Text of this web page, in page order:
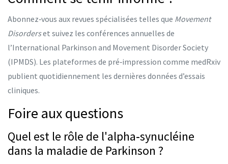
Abonnez‑vous aux revues spécialisées telles que Movement
Disorderset suivez les conférences annuelles de
l’International Parkinson and Movement Disorder Society
(IPMDS). Les plateformes de pré‑impression comme medRxiv
publient quotidiennement les dernières données d’essais
cliniques.
Foire aux questions
Quel est le rôle de l'alpha‑synucléine
dans la maladie de Parkinson ?